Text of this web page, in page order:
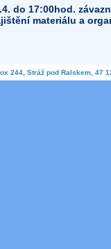
do 17:00hod.
materiálu a
244, Stráž pod Ralskem, 47